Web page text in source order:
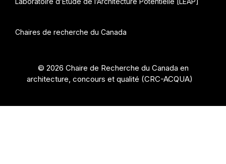
Chaires de recherche du Canada
© 2026 Chaire de Recherche du Canada en
architecture, concours et qualité (CRC-ACQUA)